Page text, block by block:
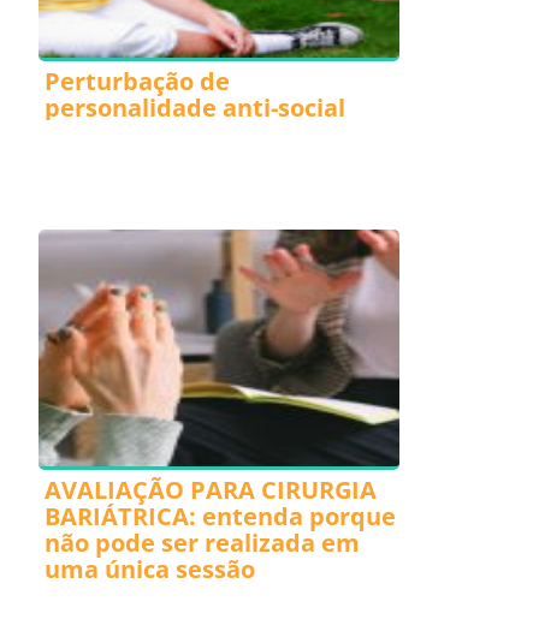
Perturbação de
personalidade anti-social
AVALIAÇÃO PARA CIRURGIA
BARIÁTRICA: entenda porque
não pode ser realizada em
uma única sessão